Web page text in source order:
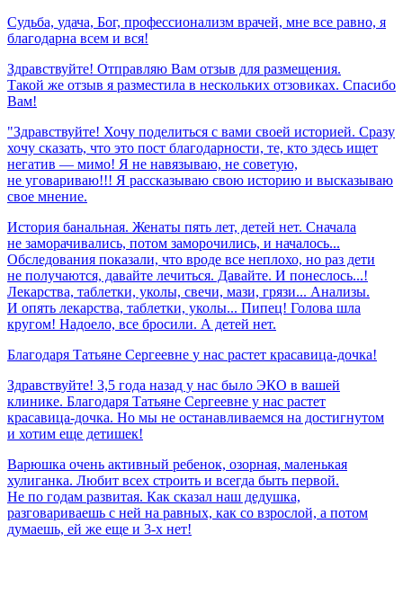
Судьба, удача, Бог, профессионализм врачей, мне все равно, я
благодарна всем и вся!
Здравствуйте! Отправляю Вам отзыв для размещения.
Такой же отзыв я разместила в нескольких отзовиках. Спасибо
Вам!
"Здравствуйте! Хочу поделиться с вами своей историей. Сразу
хочу сказать, что это пост благодарности, те, кто здесь ищет
негатив — мимо! Я не навязываю, не советую,
не уговариваю!!! Я рассказываю свою историю и высказываю
свое мнение.
История банальная. Женаты пять лет, детей нет. Сначала
не заморачивались, потом заморочились, и началось...
Обследования показали, что вроде все неплохо, но раз дети
не получаются, давайте лечиться. Давайте. И понеслось...!
Лекарства, таблетки, уколы, свечи, мази, грязи... Анализы.
И опять лекарства, таблетки, уколы... Пипец! Голова шла
кругом! Надоело, все бросили. А детей нет.
Благодаря Татьяне Сергеевне у нас растет красавица-дочка!
Здравствуйте! 3,5 года назад у нас было ЭКО в вашей
клинике. Благодаря Татьяне Сергеевне у нас растет
красавица-дочка. Но мы не останавливаемся на достигнутом
и хотим еще детишек!
Варюшка очень активный ребенок, озорная, маленькая
хулиганка. Любит всех строить и всегда быть первой.
Не по годам развитая. Как сказал наш дедушка,
разговариваешь с ней на равных, как со взрослой, а потом
думаешь, ей же еще и 3-х нет!